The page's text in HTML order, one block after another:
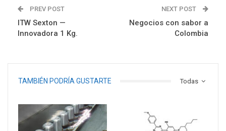
PREV POST
ITW Sexton —
Innovadora 1 Kg.
NEXT POST
Negocios con sabor a
Colombia
Todas
TAMBIÉN PODRÍA GUSTARTE